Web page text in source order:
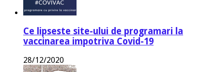
Ce lipseste site-ului de programari la
vaccinarea impotriva Covid-19
28/12/2020